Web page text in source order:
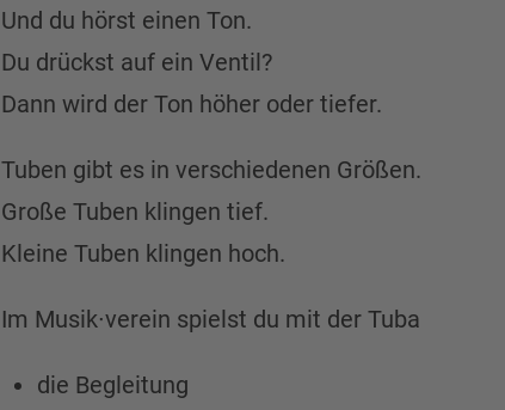
Und du hörst einen Ton.
Du drückst auf ein Ventil?
Dann wird der Ton höher oder tiefer.
Tuben gibt es in verschiedenen Größen.
Große Tuben klingen tief.
Kleine Tuben klingen hoch.
Im Musik∙verein spielst du mit der Tuba
die Begleitung